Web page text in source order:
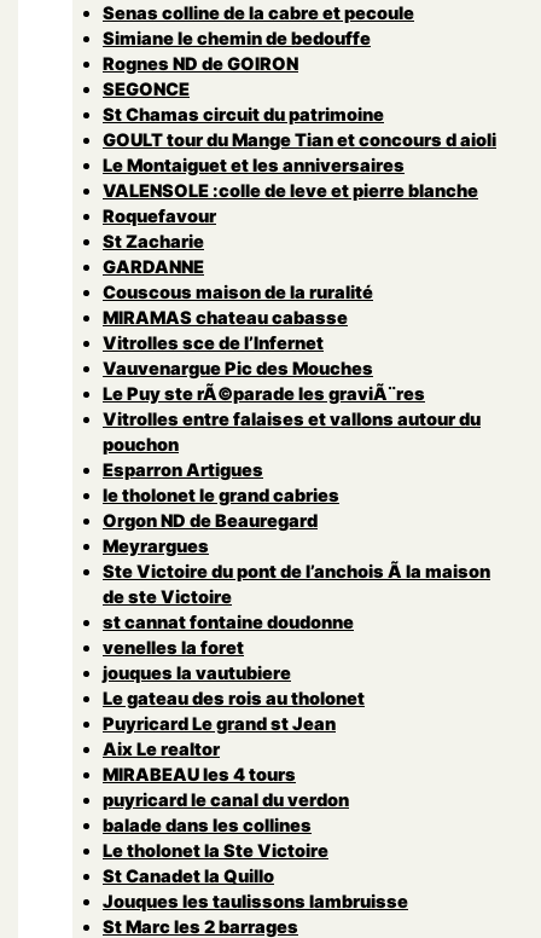
Senas colline de la cabre et pecoule
Simiane le chemin de bedouffe
Rognes ND de GOIRON
SEGONCE
St Chamas circuit du patrimoine
GOULT tour du Mange Tian et concours d aioli
Le Montaiguet et les anniversaires
VALENSOLE :colle de leve et pierre blanche
Roquefavour
St Zacharie
GARDANNE
Couscous maison de la ruralité
MIRAMAS chateau cabasse
Vitrolles sce de l’Infernet
Vauvenargue Pic des Mouches
Le Puy ste rÃ©parade les graviÃ¨res
Vitrolles entre falaises et vallons autour du
pouchon
Esparron Artigues
le tholonet le grand cabries
Orgon ND de Beauregard
Meyrargues
Ste Victoire du pont de l’anchois Ã la maison
de ste Victoire
st cannat fontaine doudonne
venelles la foret
jouques la vautubiere
Le gateau des rois au tholonet
Puyricard Le grand st Jean
Aix Le realtor
MIRABEAU les 4 tours
puyricard le canal du verdon
balade dans les collines
Le tholonet la Ste Victoire
St Canadet la Quillo
Jouques les taulissons lambruisse
St Marc les 2 barrages